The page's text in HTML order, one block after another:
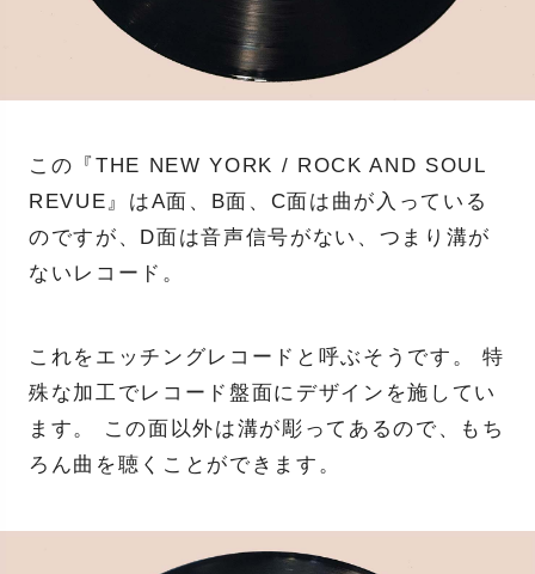
この『THE NEW YORK / ROCK AND SOUL
REVUE』はA面、B面、C面は曲が入っている
のですが、D面は音声信号がない、つまり溝が
ないレコード。
これをエッチングレコードと呼ぶそうです。 特
殊な加工でレコード盤面にデザインを施してい
ます。 この面以外は溝が彫ってあるので、もち
ろん曲を聴くことができます。